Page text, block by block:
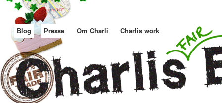
Blog Presse Om Charli Charlis work